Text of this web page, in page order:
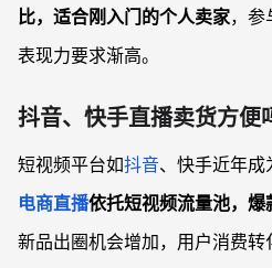
比，适合刚入门的个人卖家，参
表现力要求渐高。
抖音、快手直播卖货方便
短视频平台如抖音、快手近年成
电商直播依托短视频流量池，爆
新品出圈机会增加，用户消费